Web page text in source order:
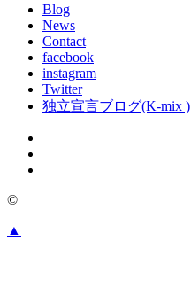
Blog
News
Contact
facebook
instagram
Twitter
独立宣言ブログ(K-mix )
©
▲